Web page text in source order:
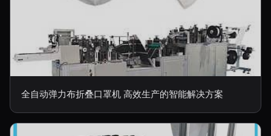
全自动弹力布折叠口罩机 高效生产的智能解决方案